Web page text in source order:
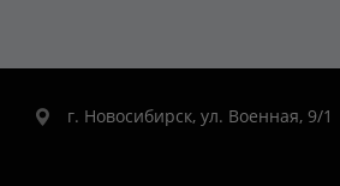
г. Новосибирск, ул. Военная, 9/1